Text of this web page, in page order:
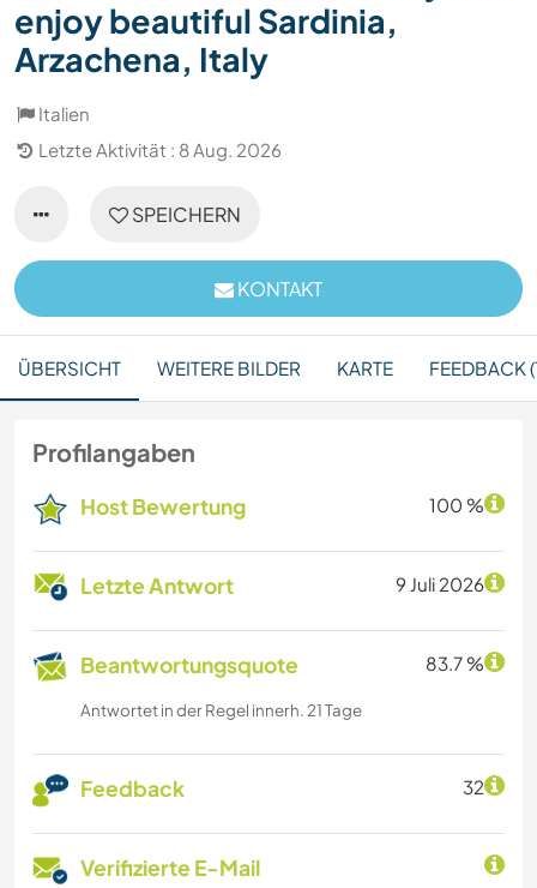
enjoy beautiful Sardinia,
Arzachena, Italy
Italien
Letzte Aktivität : 8 Aug. 2026
SPEICHERN
KONTAKT
ÜBERSICHT WEITERE BILDER KARTE FEEDBACK
Profilangaben
Host Bewertung 100 %
Letzte Antwort 9 Juli 2026
Beantwortungsquote 83.7 %
Antwortet in der Regel innerh. 21 Tage
Feedback 32
Verifizierte E-Mail